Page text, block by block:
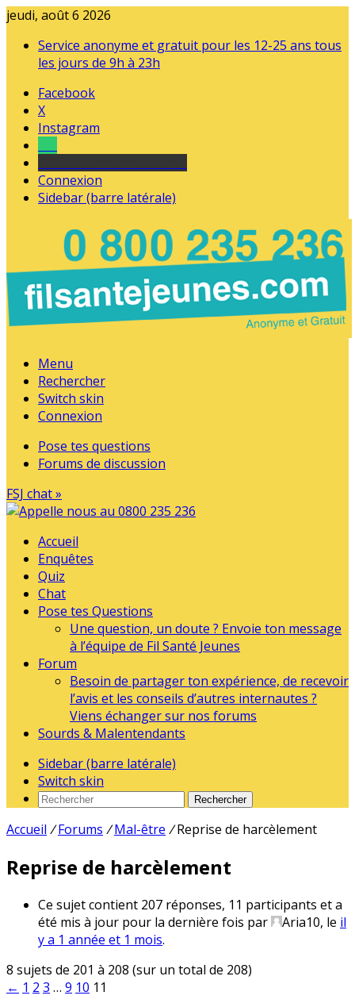
jeudi, août 6 2026
Service anonyme et gratuit pour les 12-25 ans tous
les jours de 9h à 23h
Facebook
X
Instagram
Connexion
Sidebar (barre latérale)
Menu
Rechercher
Switch skin
Connexion
Pose tes questions
Forums de discussion
FSJ chat »
Accueil
Enquêtes
Quiz
Chat
Pose tes Questions
Une question, un doute ? Envoie ton message
à l’équipe de Fil Santé Jeunes
Forum
Besoin de partager ton expérience, de recevoir
l’avis et les conseils d’autres internautes ?
Viens échanger sur nos forums
Sourds & Malentendants
Sidebar (barre latérale)
Switch skin
Rechercher
Accueil / Forums / Mal-être / Reprise de harcèlement
Reprise de harcèlement
Ce sujet contient 207 réponses, 11 participants et a
été mis à jour pour la dernière fois par
Aria10, le il
y a 1 année et 1 mois.
8 sujets de 201 à 208 (sur un total de 208)
← 1 2 3 … 9 10 11